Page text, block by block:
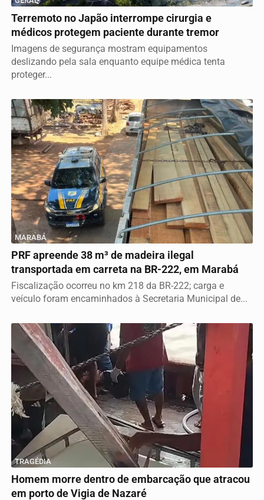
Terremoto no Japão interrompe cirurgia e
médicos protegem paciente durante tremor
Imagens de segurança mostram equipamentos
deslizando pela sala enquanto equipe médica tenta
proteger...
MARABÁ
PRF apreende 38 m³ de madeira ilegal
transportada em carreta na BR-222, em Marabá
Fiscalização ocorreu no km 218 da BR-222; carga e
veículo foram encaminhados à Secretaria Municipal de...
TRAGÉDIA
Homem morre dentro de embarcação que atracou
em porto de Vigia de Nazaré